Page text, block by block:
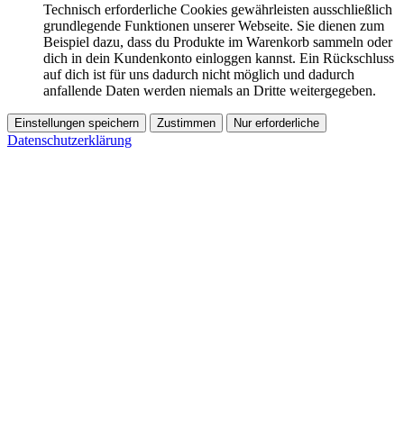
Technisch erforderliche Cookies gewährleisten ausschließlich
grundlegende Funktionen unserer Webseite. Sie dienen zum
Beispiel dazu, dass du Produkte im Warenkorb sammeln oder
dich in dein Kundenkonto einloggen kannst. Ein Rückschluss
auf dich ist für uns dadurch nicht möglich und dadurch
anfallende Daten werden niemals an Dritte weitergegeben.
Einstellungen speichern Zustimmen Nur erforderliche
Datenschutzerklärung